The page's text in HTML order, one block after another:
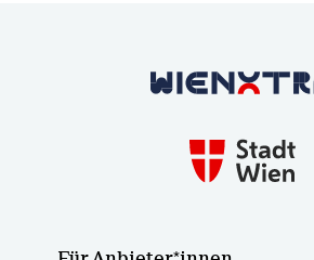
Zurück zur Startseite